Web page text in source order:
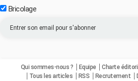
Bricolage
Qui sommes-nous ? Equipe Charte
Tous les articles
RSS Recrutement